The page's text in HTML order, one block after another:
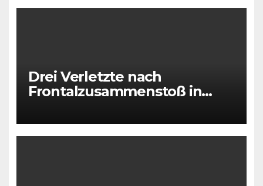
Drei Verletzte nach
Frontalzusammenstoß in